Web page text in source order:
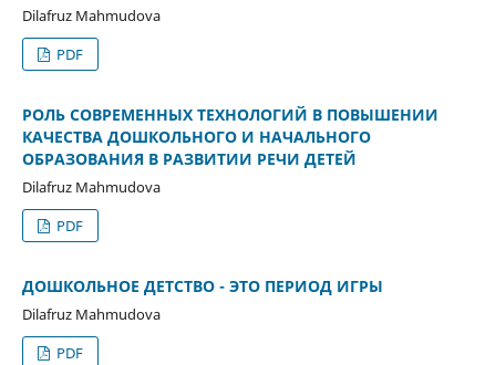
Dilafruz Mahmudova
PDF
РОЛЬ СОВРЕМЕННЫХ ТЕХНОЛОГИЙ В ПОВЫШЕНИИ
КАЧЕСТВА ДОШКОЛЬНОГО И НАЧАЛЬНОГО
ОБРАЗОВАНИЯ В РАЗВИТИИ РЕЧИ ДЕТЕЙ
Dilafruz Mahmudova
PDF
ДОШКОЛЬНОЕ ДЕТСТВО - ЭТО ПЕРИОД ИГРЫ
Dilafruz Mahmudova
PDF